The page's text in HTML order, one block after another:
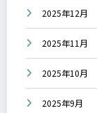
2025年12月
2025年11月
2025年10月
2025年9月